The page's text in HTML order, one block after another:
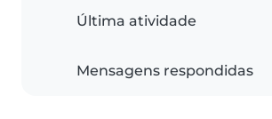
Última atividade
Mensagens respondidas